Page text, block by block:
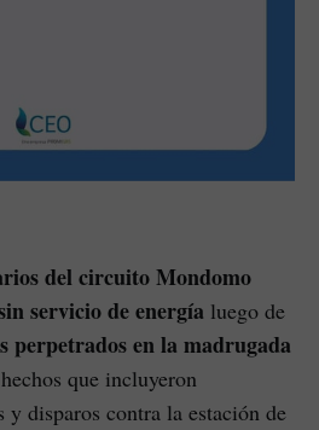
del circuito Mondomo
servicio de energía luego de
perpetrados en la madrugada
que incluyeron
y disparos contra la estación de